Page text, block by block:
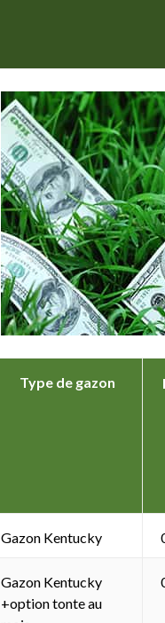
Type de gazon
Gazon Kentucky
Gazon Kentucky
+option tonte au